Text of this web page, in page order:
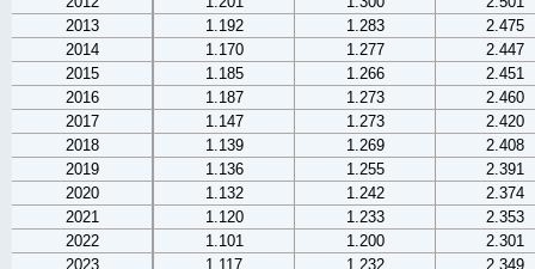
2013
1.192 1.283
2.475
2014
1.170 1.277
2.447
2015
1.185 1.266
2.451
2016
1.187 1.273
2.460
2017
1.147 1.273
2.420
2018
1.139 1.269
2.408
2019
1.136 1.255
2.391
2020
1.132 1.242
2.374
2021
1.120 1.233
2.353
2022
1.101 1.200
2.301
2023
1.117 1.232 2.349